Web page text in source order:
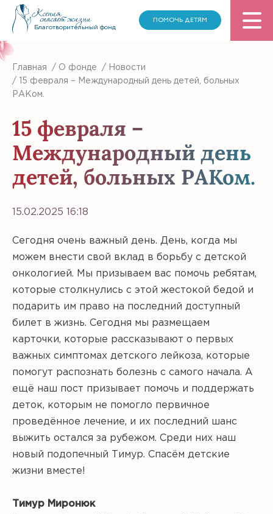
Благотворительный фонд
ПОМОЧЬ ДЕТЯМ
Главная / О фонде /
Новости
/
15 февраля – Международный день детей, больных
РАКом.
15 февраля –
Международный день
детей, больных РАКом.
15.02.2025 16:18
Сегодня очень важный день. День, когда мы
можем внести свой вклад в борьбу с детской
онкологией. Мы призываем вас помочь ребятам,
которые столкнулись с этой жестокой бедой и
подарить им право на последний доступный
билет в жизнь. Сегодня мы размещаем
карточки, которые рассказывают о первых
важных симптомах детского лейкоза, которые
помогут распознать болезнь с самого начала. А
ещё наш пост призывает помочь и поддержать
деток, которым не помогло первичное
проведённое лечение, и их последний шанс
выжить остался за рубежом. Среди них наш
новый подопечный Тимур. Спасём детские
жизни вместе!
Тимур Миронюк